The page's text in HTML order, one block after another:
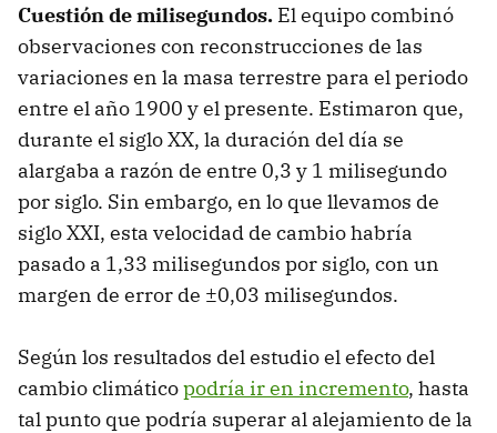
Cuestión de milisegundos. El equipo combinó
observaciones con reconstrucciones de las
variaciones en la masa terrestre para el periodo
entre el año 1900 y el presente. Estimaron que,
durante el siglo XX, la duración del día se
alargaba a razón de entre 0,3 y 1 milisegundo
por siglo. Sin embargo, en lo que llevamos de
siglo XXI, esta velocidad de cambio habría
pasado a 1,33 milisegundos por siglo, con un
margen de error de ±0,03 milisegundos.
Según los resultados del estudio el efecto del
cambio climáticopodría ir en incremento, hasta
tal punto que podría superar al alejamiento de la